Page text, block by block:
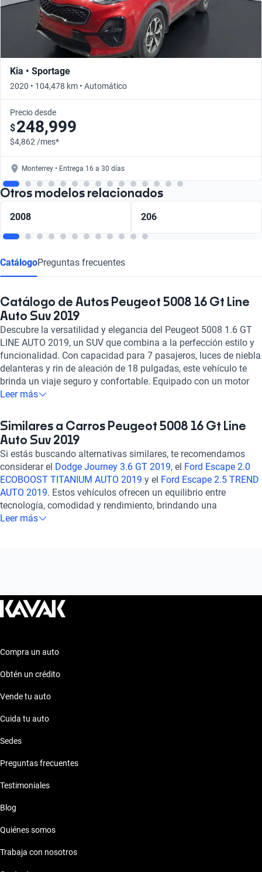
Kia • Sportage
2020 • 104,478 km • Automático
Precio desde
$248,999
$4,862 /mes*
Monterrey • Entrega 16 a 30 días
Otros modelos relacionados
2008 206
CatálogoPreguntas frecuentes
Catálogo de Autos Peugeot 5008 16 Gt Line
Auto Suv 2019
Descubre la versatilidad y elegancia del Peugeot 5008 1.6 GT
LINE AUTO 2019, un SUV que combina a la perfección estilo y
funcionalidad. Con capacidad para 7 pasajeros, luces de niebla
delanteras y rin de aleación de 18 pulgadas, este vehículo te
brinda un viaje seguro y confortable. Equipado con un motor
turbo de 1.6 litros y 163 caballos de fuerza, disfrutarás de un
l/100km. Su interior de cuero, aire acondicionado automático y
sistema de entretenimiento con pantalla táctil y conectividad
Bluetooth, Apple CarPlay y Android Auto, te mantendrán
conectado y cómodo en todo momento. Con características de
seguridad como control de crucero, sensor de distancia y 6
airbags, el Peugeot 5008 garantiza tu tranquilidad en cada
trayecto. Experimenta la excelencia en cada detalle con este
SUV que combina comodidad, tecnología y seguridad en un
solo vehículo. ¡Haz tuyo el Peugeot 5008 y vive la experiencia
Leer más
Similares a Carros Peugeot 5008 16 Gt Line
Auto Suv 2019
Si estás buscando alternativas similares, te recomendamos
considerar el Dodge Journey 3.6 GT 2019, el Ford Escape 2.0
ECOBOOST TITANIUM AUTO 2019 y el Ford Escape 2.5 TREND
AUTO 2019. Estos vehículos ofrecen un equilibrio entre
tecnología, comodidad y rendimiento, brindando una
experiencia de conducción versátil y confiable. Explora estas
Leer más
Compra un auto
Obtén un crédito
Vende tu auto
Cuida tu auto
Sedes
Preguntas frecuentes
Testimoniales
Blog
Quiénes somos
Trabaja con nosotros